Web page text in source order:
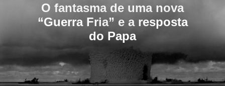
O fantasma de uma nova
“Guerra Fria” e a resposta
do Papa